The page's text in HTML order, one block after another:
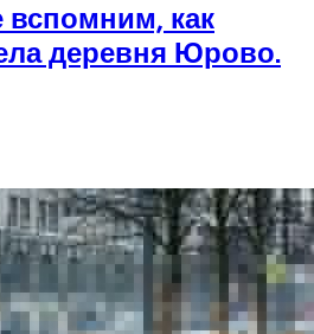
вспомним, как
деревня Юрово.